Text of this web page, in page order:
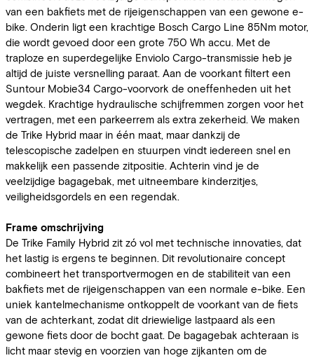
van een bakfiets met de rijeigenschappen van een gewone e-
bike. Onderin ligt een krachtige Bosch Cargo Line 85Nm motor,
die wordt gevoed door een grote 750 Wh accu. Met de
traploze en superdegelijke Enviolo Cargo-transmissie heb je
altijd de juiste versnelling paraat. Aan de voorkant filtert een
Suntour Mobie34 Cargo-voorvork de oneffenheden uit het
wegdek. Krachtige hydraulische schijfremmen zorgen voor het
vertragen, met een parkeerrem als extra zekerheid. We maken
de Trike Hybrid maar in één maat, maar dankzij de
telescopische zadelpen en stuurpen vindt iedereen snel en
makkelijk een passende zitpositie. Achterin vind je de
veelzijdige bagagebak, met uitneembare kinderzitjes,
veiligheidsgordels en een regendak.
Frame omschrijving
De Trike Family Hybrid zit zó vol met technische innovaties, dat
het lastig is ergens te beginnen. Dit revolutionaire concept
combineert het transportvermogen en de stabiliteit van een
bakfiets met de rijeigenschappen van een normale e-bike. Een
uniek kantelmechanisme ontkoppelt de voorkant van de fiets
van de achterkant, zodat dit driewielige lastpaard als een
gewone fiets door de bocht gaat. De bagagebak achteraan is
licht maar stevig en voorzien van hoge zijkanten om de